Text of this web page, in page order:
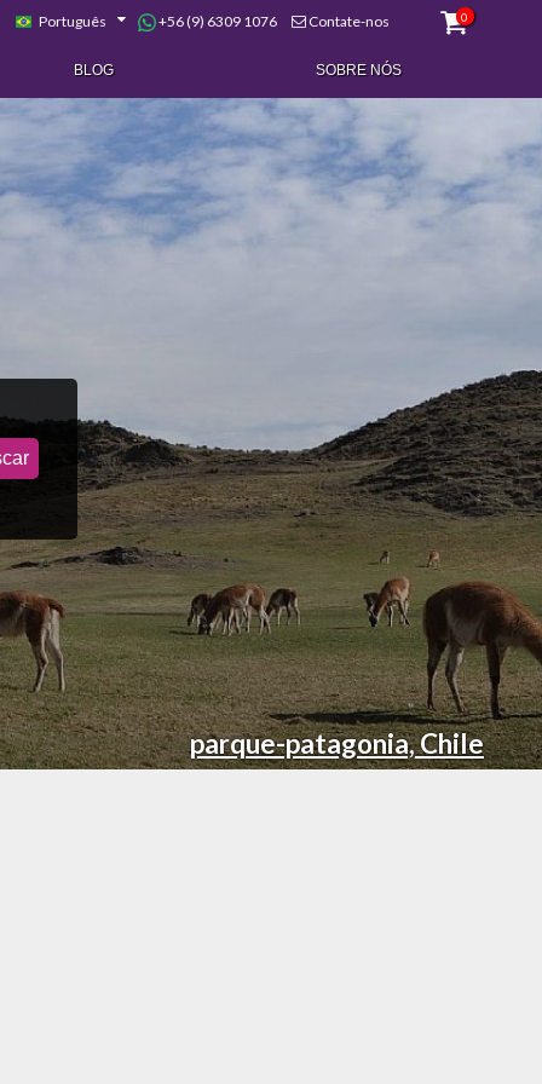
Português +56 (9) 6309 1076 Contate-nos 0
BLOG SOBRE NÓS
parque-patagonia, Chile